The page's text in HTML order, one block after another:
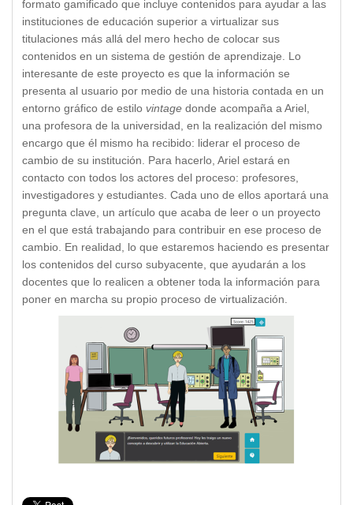
formato gamificado que incluye contenidos para ayudar a las
instituciones de educación superior a virtualizar sus
titulaciones más allá del mero hecho de colocar sus
contenidos en un sistema de gestión de aprendizaje. Lo
interesante de este proyecto es que la información se
presenta al usuario por medio de una historia contada en un
entorno gráfico de estilo vintage donde acompaña a Ariel,
una profesora de la universidad, en la realización del mismo
encargo que él mismo ha recibido: liderar el proceso de
cambio de su institución. Para hacerlo, Ariel estará en
contacto con todos los actores del proceso: profesores,
investigadores y estudiantes. Cada uno de ellos aportará una
pregunta clave, un artículo que acaba de leer o un proyecto
en el que está trabajando para contribuir en ese proceso de
cambio. En realidad, lo que estaremos haciendo es presentar
los contenidos del curso subyacente, que ayudarán a los
docentes que lo realicen a obtener toda la información para
poner en marcha su propio proceso de virtualización.